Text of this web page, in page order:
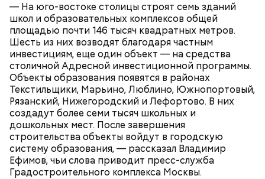
— На юго-востоке столицы строят семь зданий
школ и образовательных комплексов общей
площадью почти 146 тысяч квадратных метров.
Шесть из них возводят благодаря частным
инвестициям, еще один объект — на средства
столичной Адресной инвестиционной программы.
Объекты образования появятся в районах
Текстильщики, Марьино, Люблино, Южнопортовый,
Рязанский, Нижегородский и Лефортово. В них
создадут более семи тысяч школьных и
дошкольных мест. После завершения
строительства объекты войдут в городскую
систему образования, — рассказал Владимир
Ефимов, чьи слова приводит пресс-служба
Градостроительного комплекса Москвы.